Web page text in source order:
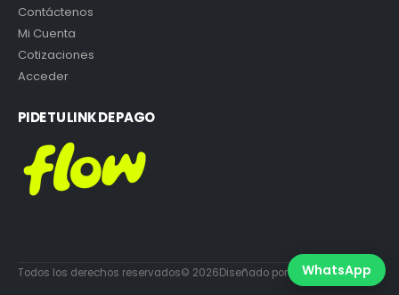
Contáctenos
Mi Cuenta
Cotizaciones
Acceder
PIDE TU LINK DE PAGO
Todos los derechos reservados© 2026Diseñado por DiabloEstudio.cl
WhatsApp